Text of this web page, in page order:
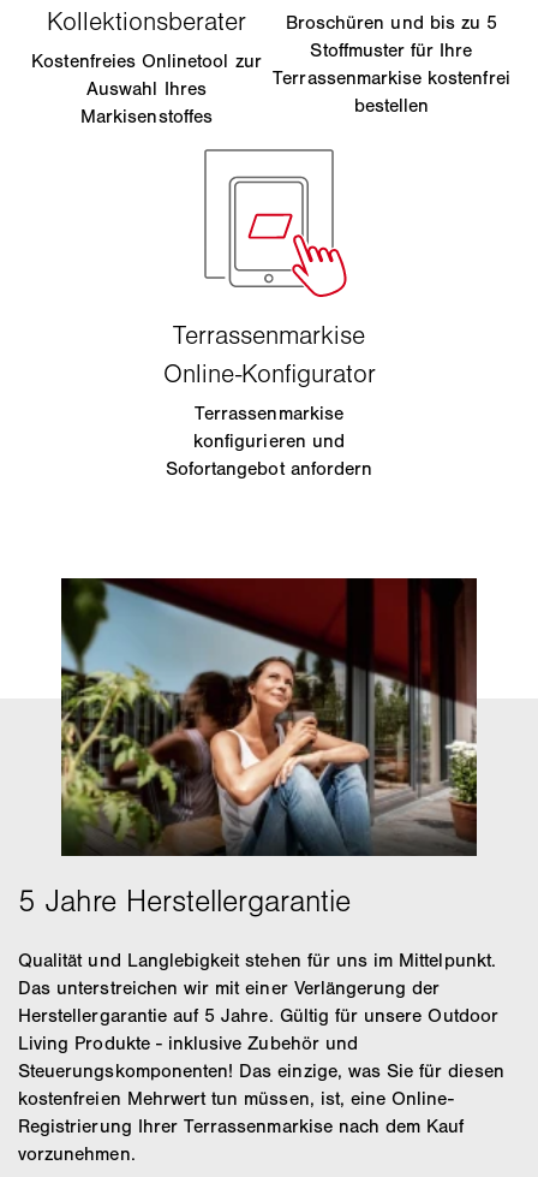
Kostenfreies Onlinetool zur
Auswahl Ihres
Markisenstoffes
Broschüren und bis zu 5
Stoffmuster für Ihre
Terrassenmarkise kostenfrei
bestellen
Terrassenmarkise
konfigurieren und
Sofortangebot anfordern
Qualität und Langlebigkeit stehen für uns im Mittelpunkt.
Das unterstreichen wir mit einer Verlängerung der
Herstellergarantie auf 5 Jahre. Gültig für unsere Outdoor
Living Produkte - inklusive Zubehör und
Steuerungskomponenten! Das einzige, was Sie für diesen
kostenfreien Mehrwert tun müssen, ist, eine Online-
Registrierung Ihrer Terrassenmarkise nach dem Kauf
vorzunehmen.